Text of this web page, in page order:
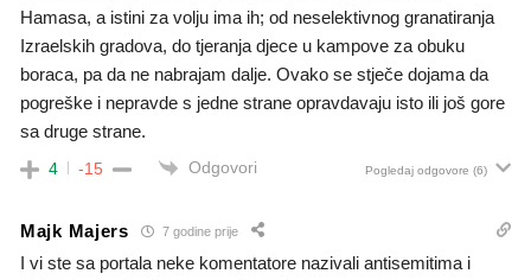
Hamasa, a istini za volju ima ih; od neselektivnog granatiranja
Izraelskih gradova, do tjeranja djece u kampove za obuku
boraca, pa da ne nabrajam dalje. Ovako se stječe dojama da
pogreške i nepravde s jedne strane opravdavaju isto ili još gore
sa druge strane.
4 -15 Odgovori Pogledaj odgovore (6)
Majk Majers 7 godine prije
I vi ste sa portala neke komentatore nazivali antisemitima i